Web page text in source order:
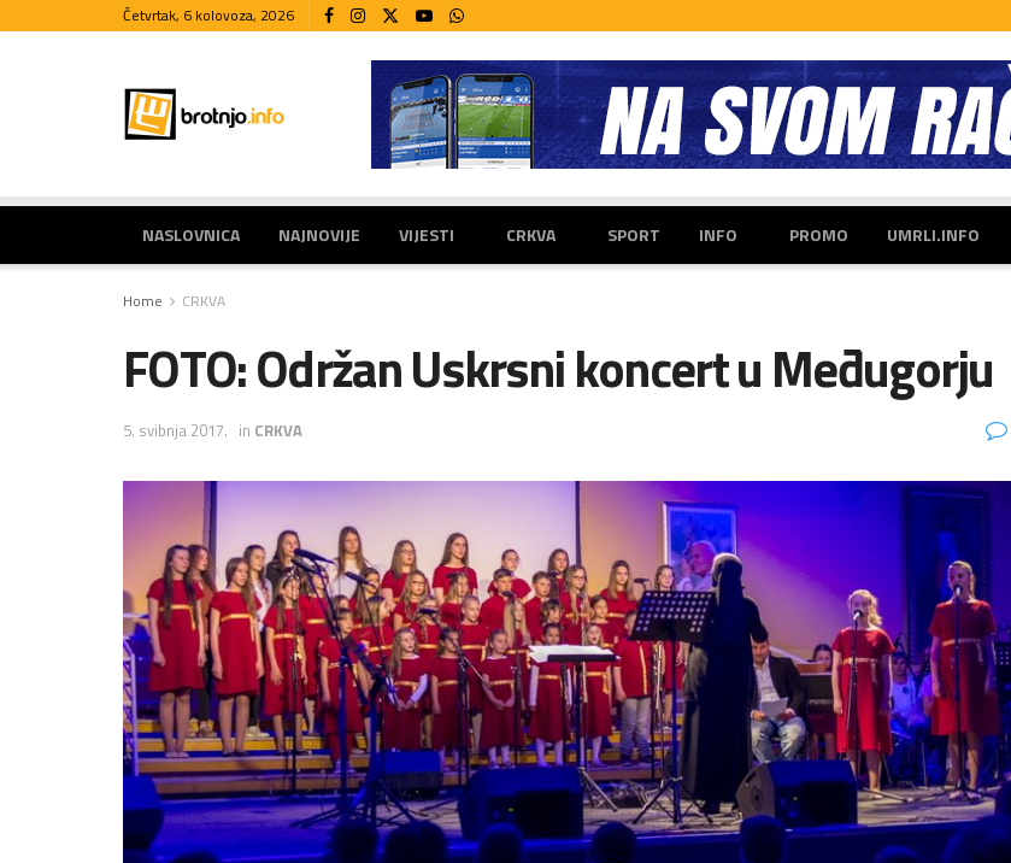
Četvrtak, 6 kolovoza, 2026
NASLOVNICA NAJNOVIJE VIJESTI CRKVA SPORT INFO PROMO UMRLI.INFO
Home CRKVA
FOTO: Održan Uskrsni koncert u Međugorju
5. svibnja 2017. in CRKVA